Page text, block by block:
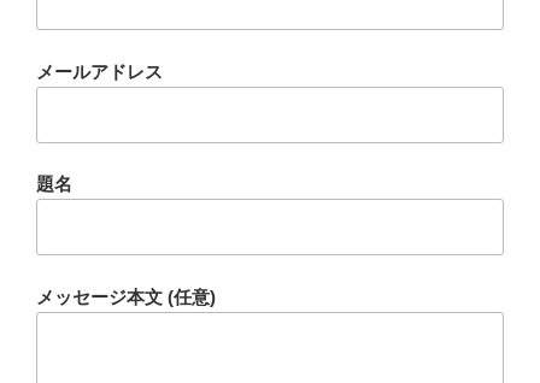
メールアドレス
題名
メッセージ本文 (任意)